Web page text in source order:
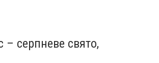
– серпневе свято,